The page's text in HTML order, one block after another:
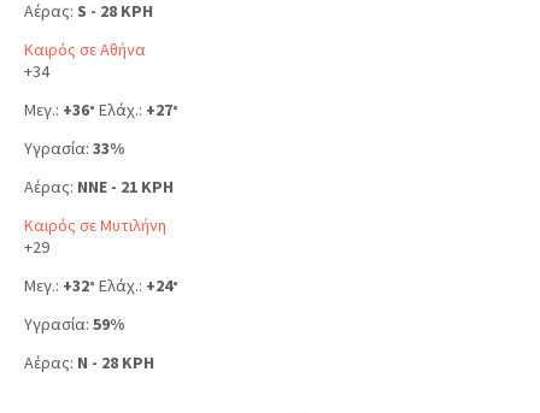
Αέρας: S - 28 KPH
Καιρός σε Αθήνα
+34
Μεγ.: +36° Ελάχ.: +27°
Υγρασία: 33%
Αέρας: NNE - 21 KPH
Καιρός σε Μυτιλήνη
+29
Μεγ.: +32° Ελάχ.: +24°
Υγρασία: 59%
Αέρας: N - 28 KPH